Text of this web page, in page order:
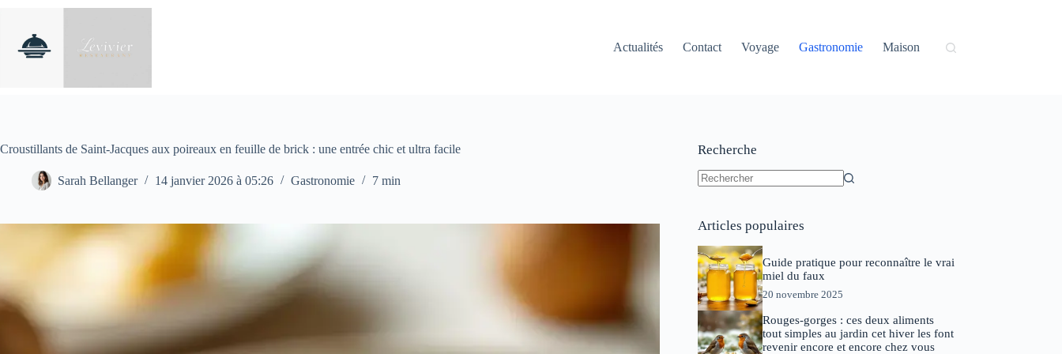
contenu
Actualités
Contact Voyage Gastronomie Maison
Croustillants de Saint-Jacques aux poireaux en feuille de brick : une entrée chic et ultra facile
Sarah Bellanger 14 janvier 2026 à 05:26 Gastronomie 7 min
Recherche
Articles populaires
Guide pratique pour reconnaître le vrai
miel du faux
20 novembre 2025
Rouges-gorges : ces deux aliments
tout simples au jardin cet hiver les font
revenir encore et encore chez vous